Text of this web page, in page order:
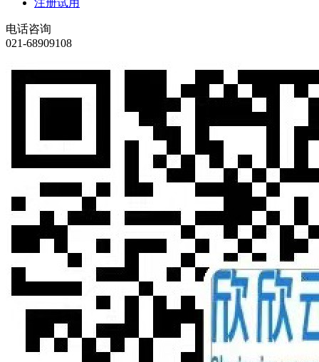
电话咨询
021-68909108